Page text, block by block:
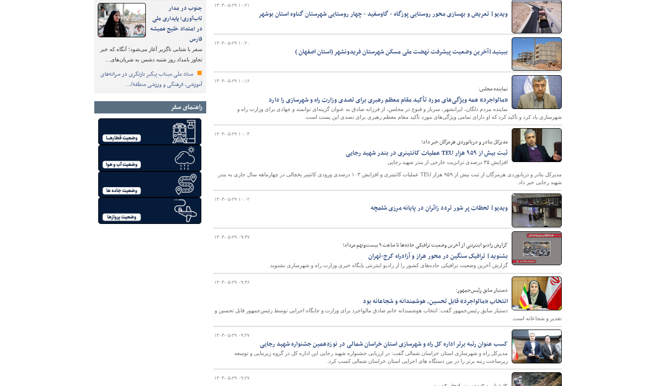
شهرسازی
جنوب در مدار
تاب‌آوری؛ پایداری ملی
در امتداد خلیج همیشه
فارس
سفر با شتابی ناگزیر آغاز می‌شود؛ آنگاه که خبر
تجاوز بامداد روز شنبه دشمن به شریان‌های…
ستاد ملی میناب پیگیر بازنگری در سرانه‌های
آموزشی، فرهنگی و ورزشی منطقه/…
راهنمای سفر
۱۴۰۳-۰۵-۲۹ ۱۰:۲۱
️ویدیو| تعریض و بهسازی محور روستایی پوزگاه - گاوسفید - چهار روستایی شهرستان گناوه استان بوشهر
۱۴۰۳-۰۵-۲۹ ۱۰:۲۰
ببینید|آخرین وضعیت پیشرفت نهضت ملی مسکن شهرستان فریدونشهر (استان اصفهان )
۱۴۰۳-۰۵-۲۹ ۱۰:۱۶
نماینده مجلس:
«مالواجرد» همه ویژگی‌های مورد تأکید مقام معظم رهبری برای تصدی وزارت راه و شهرسازی را دارد
نماینده مردم دلگان، ایرانشهر، سرباز و فنوج در مجلس، از فرزانه صادق به عنوان گزینه‌ای توانمند و جهادی برای وزارت راه و
شهرسازی یاد کرد و تأکید کرد که او دارای تمامی ویژگی‌های مورد تأکید مقام معظم رهبری برای تصدی این پست است.
۱۴۰۳-۰۵-۲۹ ۱۰:۰۴
مدیرکل بنادر و دریانوردی هرمزگان خبر داد؛
ثبت بیش از ۹۵۹ هزار TEU عملیات کانتینری در بندر شهید رجایی
افزایش ۳۵ درصدی ترانزیت خارجی از بندر شهید رجایی
مدیرکل بنادر و دریانوردی هرمزگان از ثبت بیش از ۹۵۹ هزار TEU عملیات کانتینری و افزایش ۱۰۳ درصدی ورودی کانتینر یخچالی در چهارماهه سال جاری به بندر
شهید رجایی خبر داد.
۱۴۰۳-۰۵-۲۹ ۱۰:۰۲
ویدیو| لحظات پر شور تردد زائران در پایانه مرزی شلمچه
۱۴۰۳-۰۵-۲۹ ۰۹:۴۷
گزارش رادیو اینترنتی از آخرین وضعیت ترافیکی جاده‌ها تا ساعت ۹ بیست‌ونهم مرداد؛
بشنوید| ترافیک سنگین در محور هراز و آزادراه کرج-تهران
گزارش آخرین وضعیت ترافیکی جاده‌های کشور را از رادیو اینترنتی پایگاه خبری وزارت راه و شهرسازی بشنوید.
۱۴۰۳-۰۵-۲۹ ۰۹:۴۶
دستیار سابق رئیس‌جمهور:
انتخاب «مالواجرد» قابل تحسین، هوشمندانه و شجاعانه بود
دستیار سابق رئیس‌جمهور گفت: انتخاب هوشمندانه خانم صادق مالواجرد برای وزارت و جایگاه اجرایی توسط رئیس‌جمهور قابل تحسین و
تقدیر و شجاعانه است.
۱۴۰۳-۰۵-۲۹ ۰۹:۲۷
کسب عنوان رتبه برتر اداره کل راه و شهرسازی استان خراسان شمالی در نوزدهمین جشنواره شهید رجایی
مدیرکل راه و شهرسازی استان خراسان شمالی گفت: در ارزیابی جشنواره شهید رجایی این اداره کل در گروه زیربنایی و توسعه
زیرساخت رتبه برتر را در بین دستگاه های اجرایی استان خراسان شمالی کسب کرد.
۱۴۰۳-۰۵-۲۹ ۰۹:۲۷